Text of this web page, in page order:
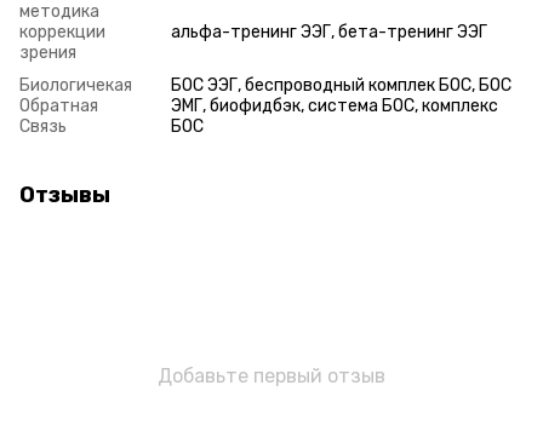
методика
коррекции
зрения
альфа-тренинг ЭЭГ, бета-тренинг ЭЭГ
Биологичекая
Обратная
Связь
БОС ЭЭГ, беспроводный комплек БОС, БОС
ЭМГ, биофидбэк, система БОС, комплекс
БОС
Отзывы
Добавьте первый отзыв